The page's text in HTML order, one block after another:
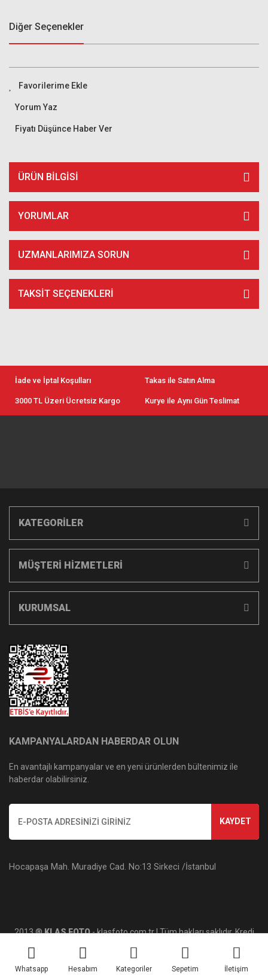
Diğer Seçenekler
Yorum Yaz
Fiyatı Düşünce Haber Ver
ÜRÜN BILGISI
YORUMLAR
UZMANLARIMIZA SORUN
TAKSIT SEÇENEKLERI
Whatsapp Hesabım Kategoriler Sepetim İletişim
İade ve İptal Koşulları Takas ile Satın Alma
3000 TL Üzeri Ücretsiz Kargo Kurye ile Aynı Gün Teslimat
KATEGORİLER
MÜŞTERİ HİZMETLERİ
KURUMSAL
KAMPANYALARDAN HABERDAR OLUN
En avantajlı kampanyalar ve en yeni ürünlerden bültenimiz ile
haberdar olabilirsiniz.
KAYDET
Hocapaşa Mah. Muradiye Cad. No:13 Sirkeci /İstanbul
2013 ®KLAS FOTO- klasfoto.com.tr | Tüm hakları saklıdır. Kredi